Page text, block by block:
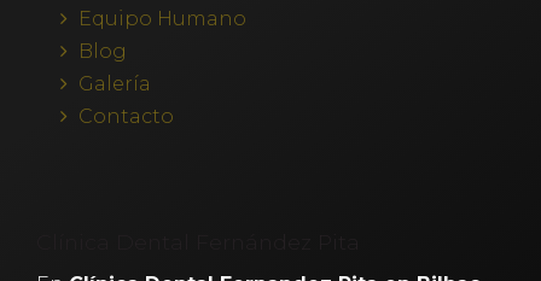
Equipo Humano
Blog
Galería
Contacto